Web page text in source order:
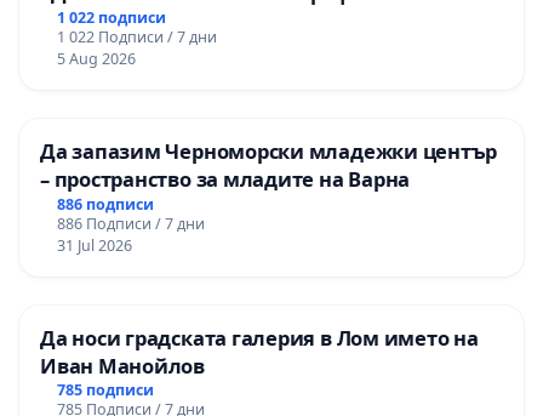
гимназия по промишлени технологии в
Професионалната гимназия по икономика и
мениджмънт – гр. Пазарджик
1 022 подписи
1 022 Подписи / 7 дни
5 Aug 2026
Да запазим Черноморски младежки център
– пространство за младите на Варна
886 подписи
886 Подписи / 7 дни
31 Jul 2026
Да носи градската галерия в Лом името на
Иван Манойлов
785 подписи
785 Подписи / 7 дни